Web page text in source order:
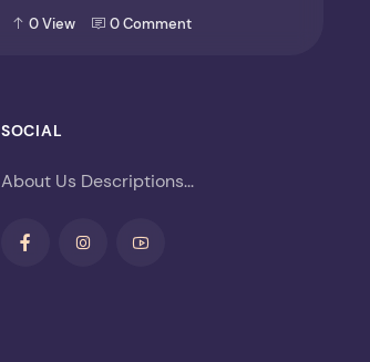
para ocupar o cenário cultural
0View 0Comment
SOCIAL
About Us Descriptions...